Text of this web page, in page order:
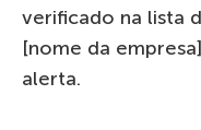
verificado na lista
[nome da
alerta.